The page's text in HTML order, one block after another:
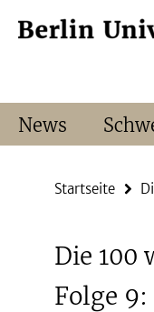
direkt
Service-
News
Startseite
Die 100
Folge